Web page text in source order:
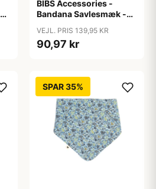
BIBS Accessories -
Bandana Savlesmæk -
Grey
VEJL. PRIS 139,95 KR
90,97 kr
SPAR 35%